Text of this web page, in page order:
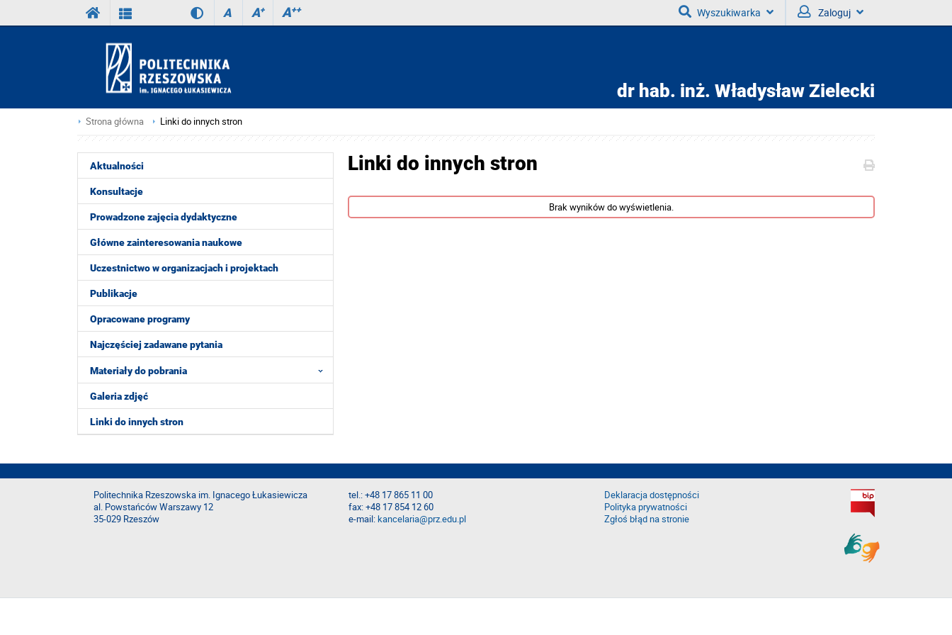
A A+ A++ Wyszukiwarka Zaloguj
dr hab. inż. Władysław Zielecki
Strona główna Linki do innych stron
Aktualności
Konsultacje
Prowadzone zajęcia dydaktyczne
Główne zainteresowania naukowe
Uczestnictwo w organizacjach i projektach
Publikacje
Opracowane programy
Najczęściej zadawane pytania
Materiały do pobrania
Galeria zdjęć
Linki do innych stron
Linki do innych stron
Brak wyników do wyświetlenia.
Politechnika Rzeszowska im. Ignacego Łukasiewicza
al. Powstańców Warszawy 12
35-029 Rzeszów
tel.: +48 17 865 11 00
fax: +48 17 854 12 60
e-mail:kancelaria@prz.edu.pl
Deklaracja dostępności
Polityka prywatności
Zgłoś błąd na stronie